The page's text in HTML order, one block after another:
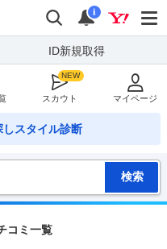
検索
通知
i
ID新規取得
スカウト マイページ
しスタイル診断
コミ一覧